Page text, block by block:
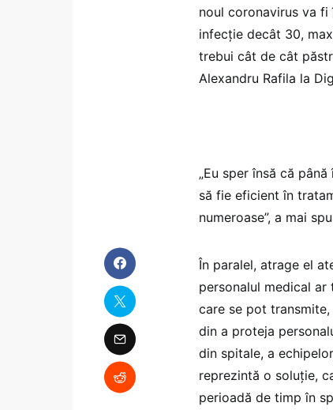
noul coronavirus va
infecție decât 30,
trebui cât de cât
Alexandru Rafila la
„Eu sper însă că
să fie eficient în
numeroase”, a mai
În paralel, atrage el
personalul medical
care se pot
din a proteja
din spitale, a
reprezintă o soluție,
perioadă de timp în